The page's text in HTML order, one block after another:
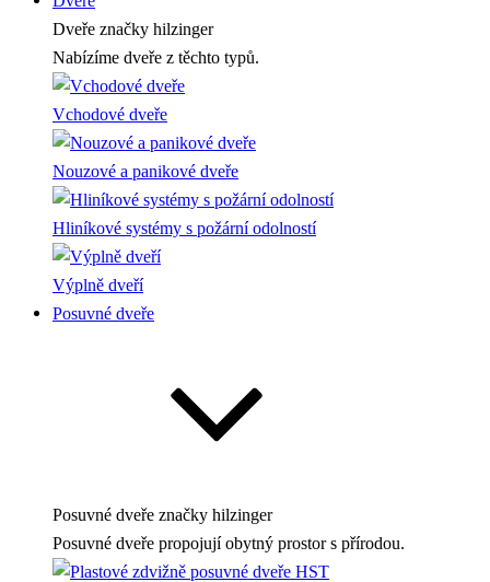
Dveře značky hilzinger
Nabízíme dveře z těchto typů.
Vchodové dveře
Nouzové a panikové dveře
Hliníkové systémy s požární odolností
Výplně dveří
Posuvné dveře
Posuvné dveře značky hilzinger
Posuvné dveře propojují obytný prostor s přírodou.